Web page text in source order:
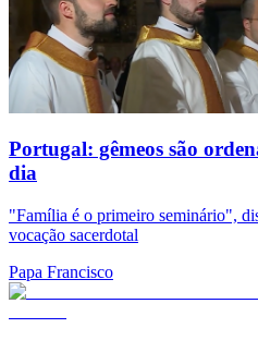
Portugal: gêmeos são
dia
"Família é o primeiro seminário",
vocação sacerdotal
Papa Francisco